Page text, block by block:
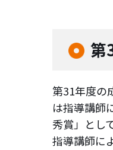
第
第31年度の
は指導講師
秀賞」とし
指導講師に